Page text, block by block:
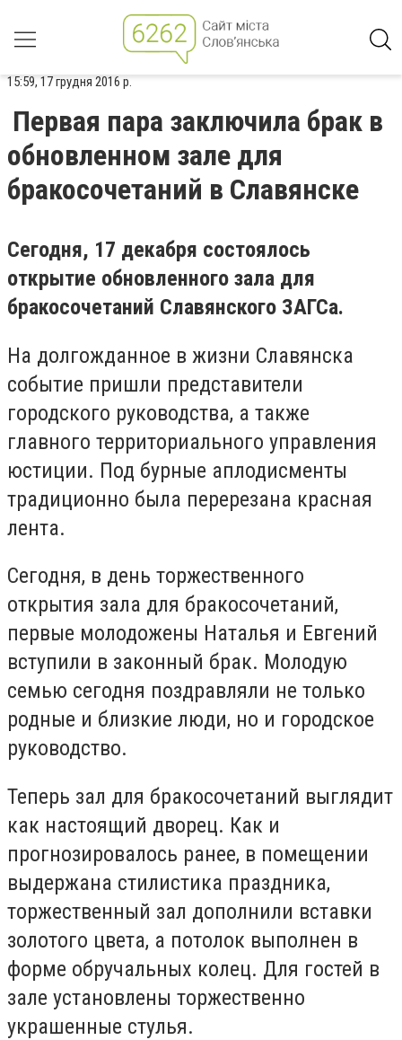
15:59, 17 грудня 2016 р.
Первая пара заключила брак в
обновленном зале для
бракосочетаний в Славянске
Сегодня, 17 декабря состоялось
открытие обновленного зала для
бракосочетаний Славянского ЗАГСа.
На долгожданное в жизни Славянска
событие пришли представители
городского руководства, а также
главного территориального управления
юстиции. Под бурные аплодисменты
традиционно была перерезана красная
лента.
Сегодня, в день торжественного
открытия зала для бракосочетаний,
первые молодожены Наталья и Евгений
вступили в законный брак. Молодую
семью сегодня поздравляли не только
родные и близкие люди, но и городское
руководство.
Теперь зал для бракосочетаний выглядит
как настоящий дворец. Как и
прогнозировалось ранее, в помещении
выдержана стилистика праздника,
торжественный зал дополнили вставки
золотого цвета, а потолок выполнен в
форме обручальных колец. Для гостей в
зале установлены торжественно
украшенные стулья.